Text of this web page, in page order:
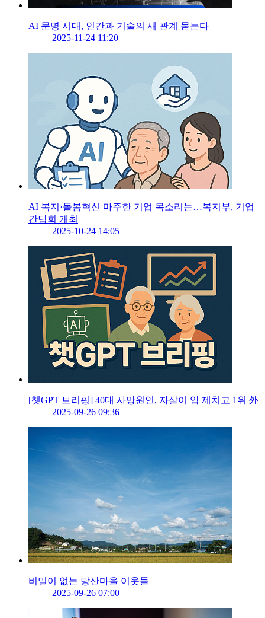
AI 문명 시대, 인간과 기술의 새 관계 묻는다
2025-11-24 11:20
AI 복지·돌봄혁신 마주한 기업 목소리는…복지부, 기업
간담회 개최
2025-10-24 14:05
[챗GPT 브리핑] 40대 사망원인, 자살이 암 제치고 1위 外
2025-09-26 09:36
비밀이 없는 당산마을 이웃들
2025-09-26 07:00